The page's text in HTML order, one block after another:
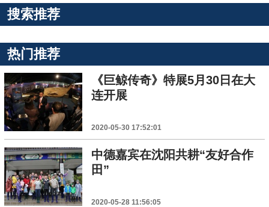
搜索推荐
热门推荐
《巨鲸传奇》特展5月30日在大
连开展
2020-05-30 17:52:01
中德嘉宾在沈阳共耕“友好合作
田”
2020-05-28 11:56:05